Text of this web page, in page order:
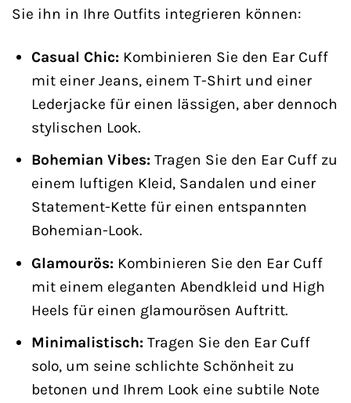
Sie ihn in Ihre Outfits integrieren können:
Casual Chic:Kombinieren Sie den Ear Cuff
mit einer Jeans, einem T-Shirt und einer
Lederjacke für einen lässigen, aber dennoch
stylischen Look.
Bohemian Vibes:Tragen Sie den Ear Cuff zu
einem luftigen Kleid, Sandalen und einer
Statement-Kette für einen entspannten
Bohemian-Look.
Glamourös:Kombinieren Sie den Ear Cuff
mit einem eleganten Abendkleid und High
Heels für einen glamourösen Auftritt.
Minimalistisch:Tragen Sie den Ear Cuff
solo, um seine schlichte Schönheit zu
betonen und Ihrem Look eine subtile Note